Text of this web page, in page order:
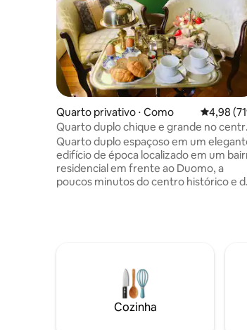
Quarto privativo ⋅ Como 4,98 de
4,98
Quarto duplo chique e grande no
do Lago Como
Quarto duplo espaçoso em um
edifício de época localizado em um
residencial em frente ao Duomo, a
poucos minutos do centro histórico e
Banheiro privativo com chuveiro. Posso
preparar café da manhã e jantares
mediante solicitação. O elevador está
indisponível no momento. Imposto
Cozinha